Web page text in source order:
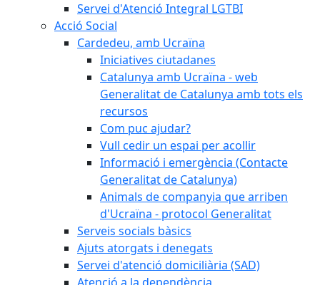
Servei d'Atenció Integral LGTBI
Acció Social
Cardedeu, amb Ucraïna
Iniciatives ciutadanes
Catalunya amb Ucraïna - web
Generalitat de Catalunya amb tots els
recursos
Com puc ajudar?
Vull cedir un espai per acollir
Informació i emergència (Contacte
Generalitat de Catalunya)
Animals de companyia que arriben
d'Ucraïna - protocol Generalitat
Serveis socials bàsics
Ajuts atorgats i denegats
Servei d'atenció domiciliària (SAD)